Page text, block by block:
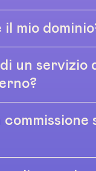
non esistono
senza darci
il mio
il tuo dominio. Se
noi uno
un servizio
uno spazio
contenuti digitali.